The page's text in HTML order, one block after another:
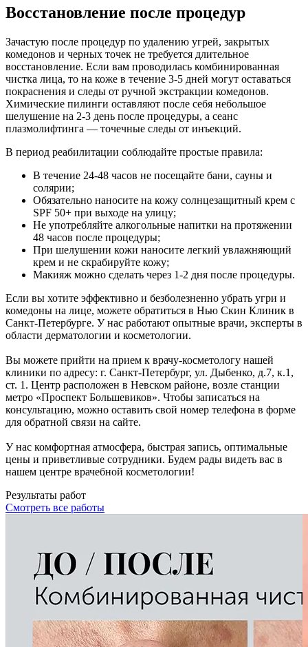
Восстановление после процедур
Зачастую после процедур по удалению угрей, закрытых
комедонов и черных точек не требуется длительное
восстановление. Если вам проводилась комбинированная
чистка лица, то на коже в течение 3-5 дней могут оставаться
покраснения и следы от ручной экстракции комедонов.
Химические пилинги оставляют после себя небольшое
шелушение на 2-3 день после процедуры, а сеанс
плазмолифтинга — точечные следы от инъекций.
В период реабилитации соблюдайте простые правила:
В течение 24-48 часов не посещайте бани, сауны и
солярии;
Обязательно наносите на кожу солнцезащитный крем с
SPF 50+ при выходе на улицу;
Не употребляйте алкогольные напитки на протяжении
48 часов после процедуры;
При шелушении кожи наносите легкий увлажняющий
крем и не скрабируйте кожу;
Макияж можно сделать через 1-2 дня после процедуры.
Если вы хотите эффективно и безболезненно убрать угри и
комедоны на лице, можете обратиться в Нью Скин Клиник в
Санкт-Петербурге. У нас работают опытные врачи, эксперты в
области дерматологии и косметологии.
Вы можете прийти на прием к врачу-косметологу нашей
клиники по адресу: г. Санкт-Петербург, ул. Дыбенко, д.7, к.1,
ст. 1. Центр расположен в Невском районе, возле станции
метро «Проспект Большевиков». Чтобы записаться на
консультацию, можно оставить свой номер телефона в форме
для обратной связи на сайте.
У нас комфортная атмосфера, быстрая запись, оптимальные
цены и приветливые сотрудники. Будем рады видеть вас в
нашем центре врачебной косметологии!
Результаты работ
Смотреть все работы